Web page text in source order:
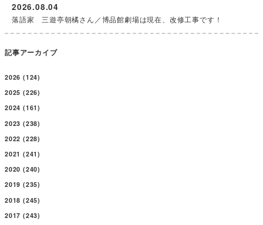
落語家 三遊亭朝橘さん／博品館劇場は現在、改修工事です！
2026.08.04
記事アーカイブ
2026 (124)
2025 (226)
2024 (161)
2023 (238)
2022 (228)
2021 (241)
2020 (240)
2019 (235)
2018 (245)
2017 (243)